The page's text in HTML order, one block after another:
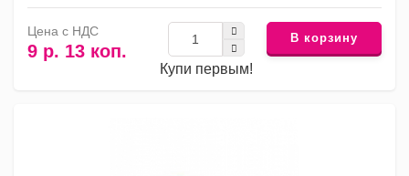
Цена с НДС
9 р. 13 коп.
Купи первым!
В корзину